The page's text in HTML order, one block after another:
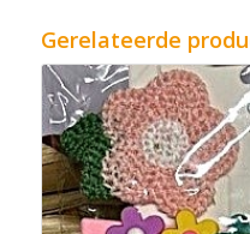
Gerelateerde